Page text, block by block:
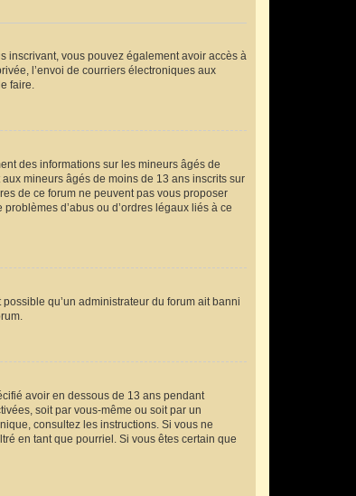
inscrivant, vous pouvez également avoir accès à
l’envoi de courriers électroniques aux
faire.
des informations sur les mineurs âgés de
mineurs âgés de moins de 13 ans inscrits sur
de ce forum ne peuvent pas vous proposer
d’abus ou d’ordres légaux liés à ce
qu’un administrateur du forum ait banni
avoir en dessous de 13 ans pendant
soit par vous-même ou soit par un
consultez les instructions. Si vous ne
en tant que pourriel. Si vous êtes certain que